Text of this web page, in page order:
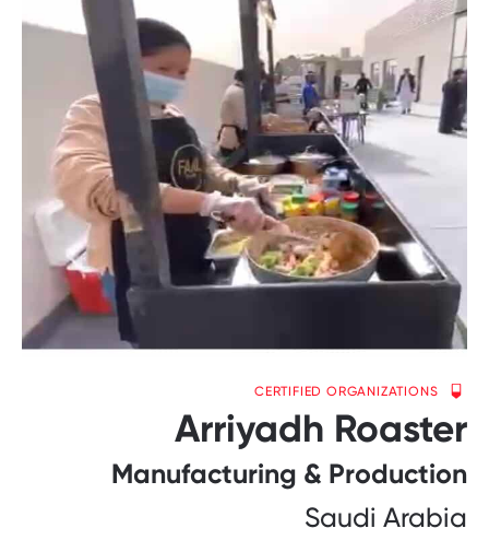
CERTIFIED ORGANIZATIONS
Arriyadh Roaster
Manufacturing & Production
Saudi Arabia